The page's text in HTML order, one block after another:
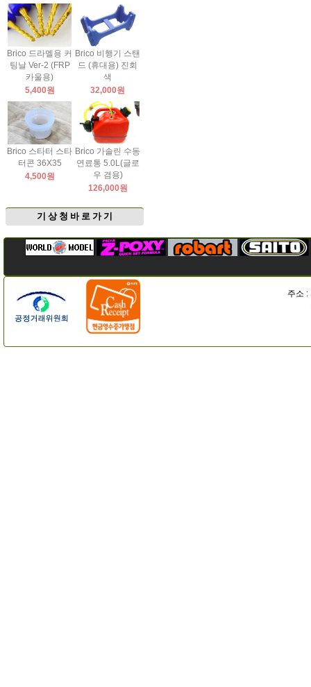
Brico 드라멜용 커
팅날 Ver-2 (FRP
카울용)
5,400원
Brico 비행기 스탠
드 (휴대용) 진회
색
32,000원
Brico 스타터 스타
터콘 36X35
4,500원
Brico 가솔린 수동
연료통 5.0L(글로
우 겸용)
126,000원
기 상 청 바 로 가 기
주소